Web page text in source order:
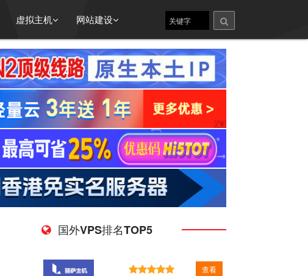
虚拟主机 网站建设
国外VPS排名TOP5
查看